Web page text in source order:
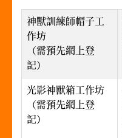
神獸訓練師帽子工
作坊
（需預先網上登
記）
光影神獸箱工作坊
（需預先網上登
記）